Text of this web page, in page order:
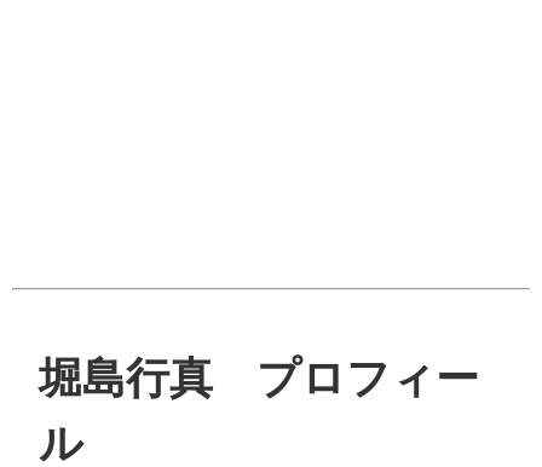
堀島行真 プロフィー
ル